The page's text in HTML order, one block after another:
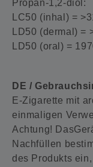
Propan-1,2-diol:
LC50 (inhal) =
LD50 (dermal) =
LD50 (oral) =
DE /
E-Zigarette mit
einmaligen
Achtung!
Nachfüllen
des Produkts